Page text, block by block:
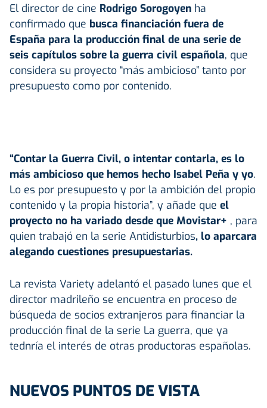
El director de cine Rodrigo Sorogoyen ha
confirmado que busca financiación fuera de
España para la producción final de una serie de
seis capítulos sobre la guerra civil española, que
considera su proyecto “más ambicioso” tanto por
presupuesto como por contenido.
“Contar la Guerra Civil, o intentar contarla, es lo
más ambicioso que hemos hecho Isabel Peña y yo.
Lo es por presupuesto y por la ambición del propio
contenido y la propia historia”, y añade que el
proyecto no ha variado desde que Movistar+ , para
quien trabajó en la serie Antidisturbios, lo aparcara
alegando cuestiones presupuestarias.
La revista Variety adelantó el pasado lunes que el
director madrileño se encuentra en proceso de
búsqueda de socios extranjeros para financiar la
producción final de la serie La guerra, que ya
tednría el interés de otras productoras españolas.
NUEVOS PUNTOS DE VISTA